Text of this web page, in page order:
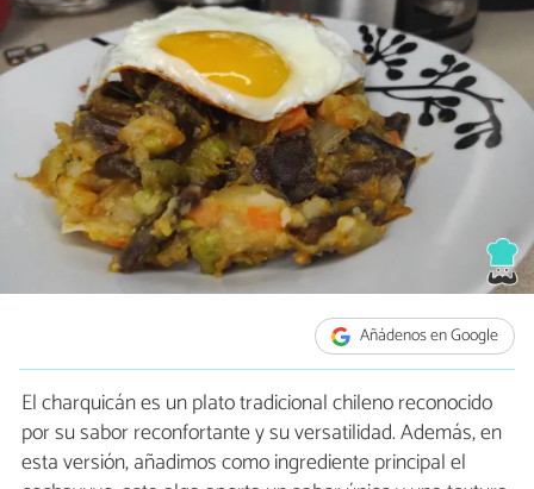
Añádenos en Google
El charquicán es un plato tradicional chileno reconocido
por su sabor reconfortante y su versatilidad. Además, en
esta versión, añadimos como ingrediente principal el